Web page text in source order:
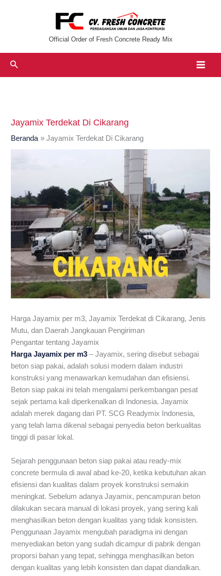
Official Order of Fresh Concrete Ready Mix
Cari
Jayamix Terdekat Di Cikarang
Beranda Jayamix Terdekat Di Cikarang
Harga Jayamix per m3, Jayamix Terdekat di Cikarang, Jenis
Mutu, dan Daerah Jangkauan Pengiriman
Pengantar tentang Jayamix
Harga Jayamix per m3 – Jayamix, sering disebut sebagai
beton siap pakai, adalah solusi modern dalam industri
konstruksi yang menawarkan kemudahan dan efisiensi.
Beton siap pakai ini telah mengalami perkembangan pesat
sejak pertama kali diperkenalkan di Indonesia. Jayamix
adalah merek dagang dari PT. SCG Readymix Indonesia,
yang telah lama dikenal sebagai penyedia beton berkualitas
tinggi di pasar lokal.
Sejarah penggunaan beton siap pakai atau ready-mix
concrete bermula di awal abad ke-20, ketika kebutuhan akan
efisiensi dan kualitas dalam proyek konstruksi semakin
meningkat. Sebelum adanya Jayamix, pencampuran beton
dilakukan secara manual di lokasi proyek, yang sering kali
menghasilkan beton dengan kualitas yang tidak konsisten.
Penggunaan Jayamix mengubah paradigma ini dengan
menyediakan beton yang sudah dicampur di pabrik dengan
proporsi bahan yang tepat, sehingga menghasilkan beton
dengan kualitas yang lebih konsisten dan dapat diandalkan.